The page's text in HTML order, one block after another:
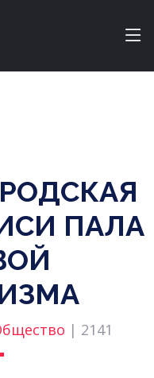
ПАЛА
| 2141